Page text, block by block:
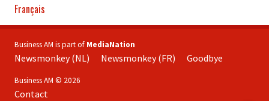
Français
Business AM is part of MediaNation
Newsmonkey (NL) Newsmonkey (FR) Goodbye
Business AM © 2026
Contact